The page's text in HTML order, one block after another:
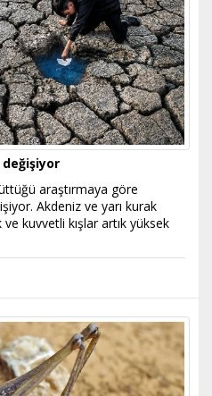
araştırmaya göre
Akdeniz ve yarı kurak
kuvvetli kışlar artık yüksek